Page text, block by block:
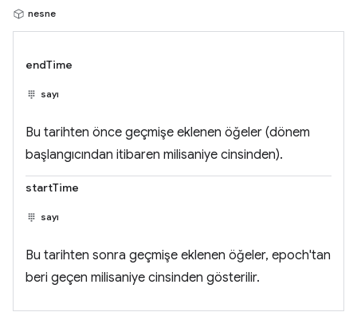
nesne
endTime
sayı
Bu tarihten önce geçmişe eklenen öğeler (dönem
başlangıcından itibaren milisaniye cinsinden).
startTime
sayı
Bu tarihten sonra geçmişe eklenen öğeler, epoch'tan
beri geçen milisaniye cinsinden gösterilir.